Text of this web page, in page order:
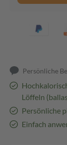
Persönliche
Löffeln
Persönliche
Einfach